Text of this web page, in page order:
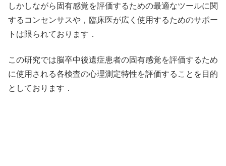
しかしながら固有感覚を評価するための最適なツールに関
するコンセンサスや，臨床医が広く使用するためのサポー
トは限られております．
この研究では脳卒中後遺症患者の固有感覚を評価するため
に使用される各検査の心理測定特性を評価することを目的
としております．